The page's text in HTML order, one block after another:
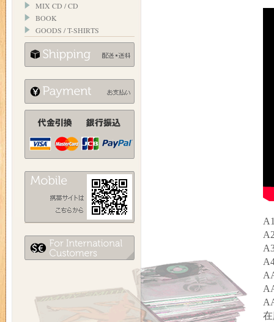
MIX CD / CD
BOOK
GOODS / T-SHIRTS